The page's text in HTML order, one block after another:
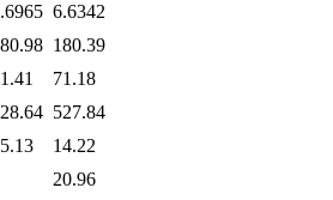
6.6342
180.39
71.18
527.84
14.22
20.96